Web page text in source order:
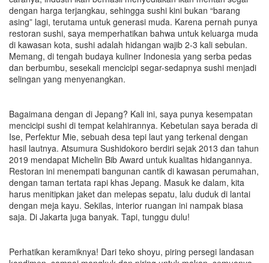
dengan harga terjangkau, sehingga sushi kini bukan “barang
asing” lagi, terutama untuk generasi muda. Karena pernah punya
restoran sushi, saya memperhatikan bahwa untuk keluarga muda
di kawasan kota, sushi adalah hidangan wajib 2-3 kali sebulan.
Memang, di tengah budaya kuliner Indonesia yang serba pedas
dan berbumbu, sesekali mencicipi segar-sedapnya sushi menjadi
selingan yang menyenangkan.
Bagaimana dengan di Jepang? Kali ini, saya punya kesempatan
mencicipi sushi di tempat kelahirannya. Kebetulan saya berada di
Ise, Perfektur Mie, sebuah desa tepi laut yang terkenal dengan
hasil lautnya. Atsumura Sushidokoro berdiri sejak 2013 dan tahun
2019 mendapat Michelin Bib Award untuk kualitas hidangannya.
Restoran ini menempati bangunan cantik di kawasan perumahan,
dengan taman tertata rapi khas Jepang. Masuk ke dalam, kita
harus menitipkan jaket dan melepas sepatu, lalu duduk di lantai
dengan meja kayu. Sekilas, interior ruangan ini nampak biasa
saja. Di Jakarta juga banyak. Tapi, tunggu dulu!
Perhatikan keramiknya! Dari teko shoyu, piring persegi landasan